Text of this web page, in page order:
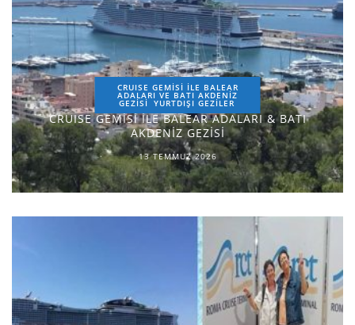
CRUISE GEMİSİ İLE BALEAR
ADALARI VE BATI AKDENİZ
GEZİSİ YURTDIŞI GEZILER
CRUISE GEMİSİ İLE BALEAR ADALARI & BATI
AKDENİZ GEZİSİ
13 TEMMUZ 2026